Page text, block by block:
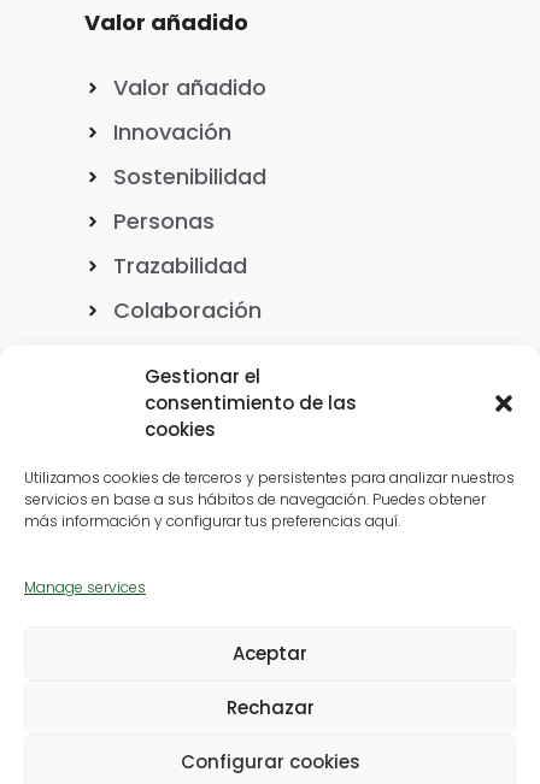
Gestionar el
consentimiento de las
cookies
Utilizamos cookies de terceros y persistentes para analizar nuestros
servicios en base a sus hábitos de navegación. Puedes obtener
más información y configurar tus preferencias aquí.
Manage services
Aceptar
Rechazar
Configurar cookies
Valor añadido
Valor añadido
Innovación
Sostenibilidad
Personas
Trazabilidad
Colaboración
Política de privacidad| Política de cookies